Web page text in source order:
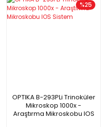
%25
OPTIKA B-293PLi Trinoküler
Mikroskop 1000x -
Araştırma Mikroskobu IOS